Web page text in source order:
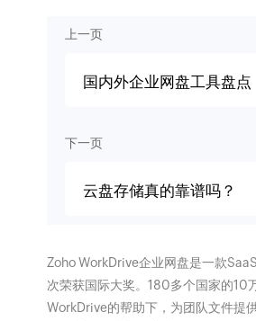
上一页
国内外企业网盘工具盘点
下一页
云盘存储真的靠谱吗？
Zoho WorkDrive企业网盘是一款
次荣获国际大奖。180多个国家的10
WorkDrive的帮助下，为团队文件提